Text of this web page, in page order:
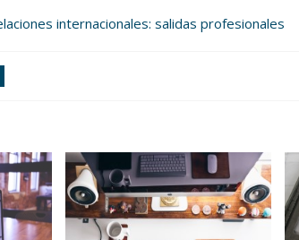
internacionales: salidas profesionales